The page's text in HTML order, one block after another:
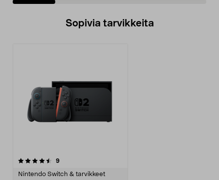
Sopivia tarvikkeita
9arvostelut
Nintendo Switch & tarvikkeet